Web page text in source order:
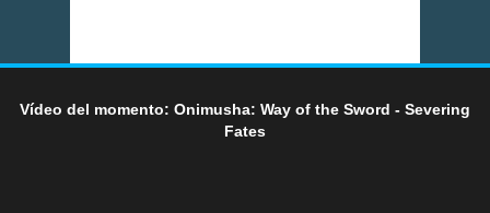
Vídeo del momento: Onimusha: Way of the Sword - Severing
Fates